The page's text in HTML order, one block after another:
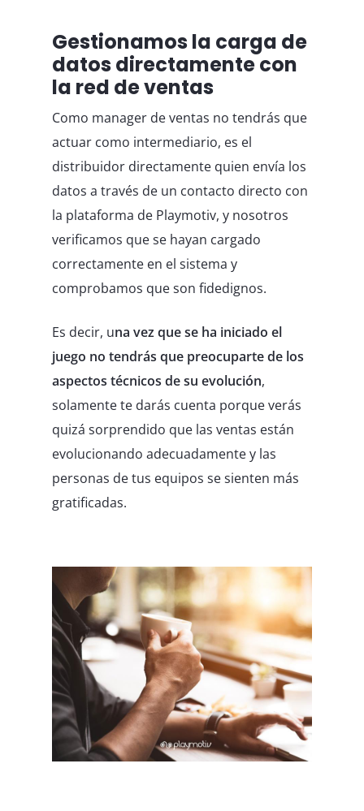
Gestionamos la carga de
datos directamente con
la red de ventas
Como manager de ventas no tendrás que
actuar como intermediario, es el
distribuidor directamente quien envía los
datos a través de un contacto directo con
la plataforma de Playmotiv, y nosotros
verificamos que se hayan cargado
correctamente en el sistema y
comprobamos que son fidedignos.
Es decir, una vez que se ha iniciado el
juego no tendrás que preocuparte de los
aspectos técnicos de su evolución,
solamente te darás cuenta porque verás
quizá sorprendido que las ventas están
evolucionando adecuadamente y las
personas de tus equipos se sienten más
gratificadas.